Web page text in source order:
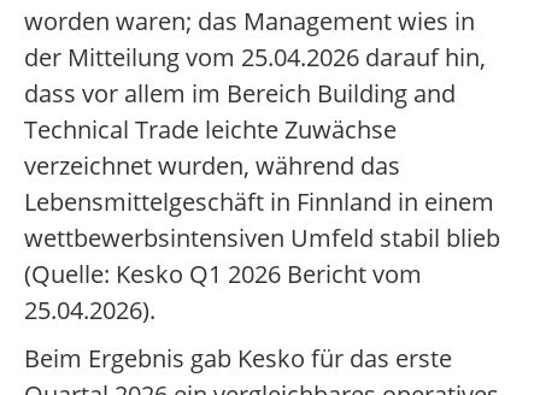
worden waren; das Management wies in
der Mitteilung vom 25.04.2026 darauf hin,
dass vor allem im Bereich Building and
Technical Trade leichte Zuwächse
verzeichnet wurden, während das
Lebensmittelgeschäft in Finnland in einem
wettbewerbsintensiven Umfeld stabil blieb
(Quelle: Kesko Q1 2026 Bericht vom
25.04.2026).
Beim Ergebnis gab Kesko für das erste